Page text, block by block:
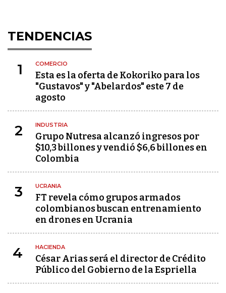
TENDENCIAS
1 COMERCIO
Esta es la oferta de Kokoriko para los
"Gustavos" y "Abelardos" este 7 de
agosto
2 INDUSTRIA
Grupo Nutresa alcanzó ingresos por
$10,3 billones y vendió $6,6 billones en
Colombia
3 UCRANIA
FT revela cómo grupos armados
colombianos buscan entrenamiento
en drones en Ucrania
4 HACIENDA
César Arias será el director de Crédito
Público del Gobierno de la Espriella